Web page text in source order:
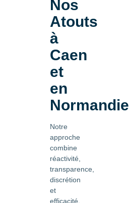
Nos
Atouts
à
Caen
et
en
Normandie
Notre
approche
combine
réactivité,
transparence,
discrétion
et
efficacité.